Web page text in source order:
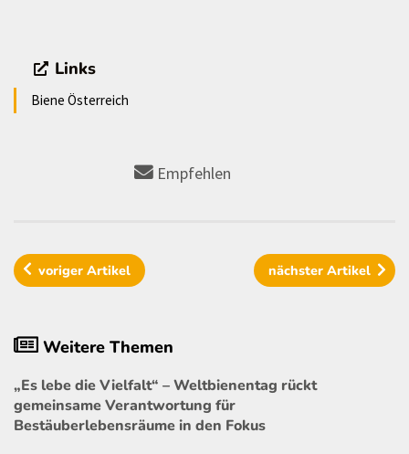
Links
Biene Österreich
Empfehlen
vorigerArtikel nächster Artikel
Weitere Themen
„Es lebe die Vielfalt“ – Weltbienentag rückt
gemeinsame Verantwortung für
Bestäuberlebensräume in den Fokus